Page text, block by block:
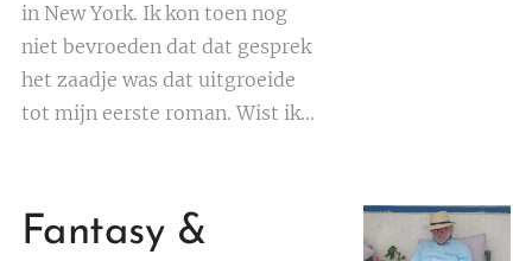
in New York. Ik kon toen nog
niet bevroeden dat dat gesprek
het zaadje was dat uitgroeide
tot mijn eerste roman. Wist ik...
Fantasy &